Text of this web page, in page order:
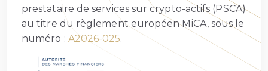
prestataire de services sur crypto-actifs (PSCA)
au titre du règlement européen MiCA, sous le
numéro : A2026-025.